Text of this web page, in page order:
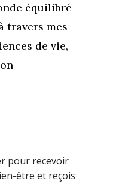
équilibré
travers mes
de vie,